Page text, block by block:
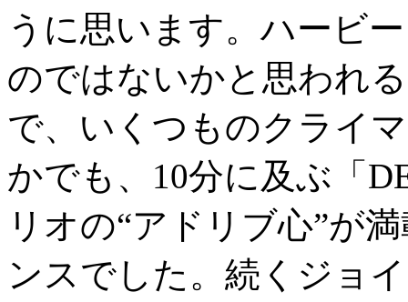
うに思います。ハービ
のではないかと思われ
で、いくつものクライ
かでも、10分に及ぶ「
リオの“アドリブ心”が
ンスでした。続くジョ